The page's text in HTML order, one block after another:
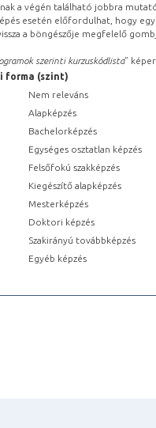
a végén található jobbra
esetén előfordulhat, hogy
a böngészője megfelelő
szerinti kurzuskódlista”
forma (szint)
Nem releváns
Alapképzés
Bachelorképzés
Egységes osztatlan képzés
Felsőfokú szakképzés
Kiegészítő alapképzés
Mesterképzés
Doktori képzés
Szakirányú továbbképzés
Egyéb képzés